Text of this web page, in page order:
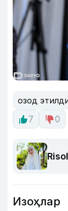
озод
7
0
Изоҳлар